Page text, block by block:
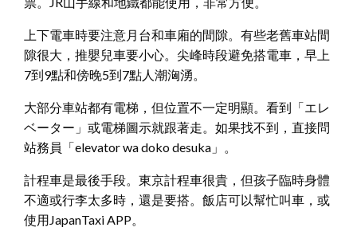
上下電車時要注意月台和車廂的間隙。有些老舊車站間
隙很大，推嬰兒車要小心。尖峰時段避免搭電車，早上
7到9點和傍晚5到7點人潮洶湧。
大部分車站都有電梯，但位置不一定明顯。看到「エレ
ベーター」或電梯圖示就跟著走。如果找不到，直接問
站務員「elevator wa doko desuka」。
計程車是最後手段。東京計程車很貴，但孩子臨時身體
不適或行李太多時，還是要搭。飯店可以幫忙叫車，或
使用JapanTaxi APP。